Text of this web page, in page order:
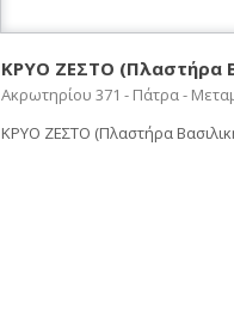
ΚΡΥΟ ΖΕΣΤΟ (Πλαστήρα
Ακρωτηρίου 371 - Πάτρα -
ΚΡΥΟ ΖΕΣΤΟ (Πλαστήρα